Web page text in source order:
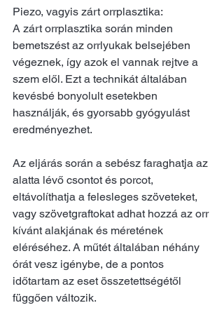
Piezo, vagyis zárt orrplasztika:
A zárt orrplasztika során minden
bemetszést az orrlyukak belsejében
végeznek, így azok el vannak rejtve a
szem elől. Ezt a technikát általában
kevésbé bonyolult esetekben
használják, és gyorsabb gyógyulást
eredményezhet.
Az eljárás során a sebész faraghatja az
alatta lévő csontot és porcot,
eltávolíthatja a felesleges szöveteket,
vagy szövetgraftokat adhat hozzá az orr
kívánt alakjának és méretének
eléréséhez. A műtét általában néhány
órát vesz igénybe, de a pontos
időtartam az eset összetettségétől
függően változik.